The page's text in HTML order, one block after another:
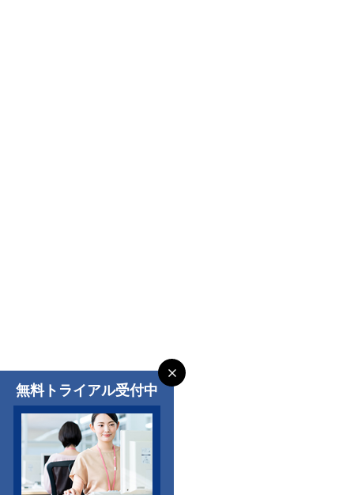
無料トライアル受付中